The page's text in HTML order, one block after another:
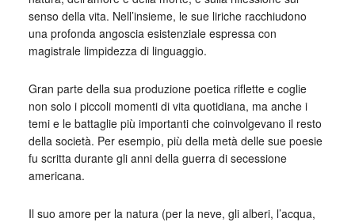
senso della vita. Nell’insieme, le sue liriche racchiudono
una profonda angoscia esistenziale espressa con
magistrale limpidezza di linguaggio.
Gran parte della sua produzione poetica riflette e coglie
non solo i piccoli momenti di vita quotidiana, ma anche i
temi e le battaglie più importanti che coinvolgevano il resto
della società. Per esempio, più della metà delle sue poesie
fu scritta durante gli anni della guerra di secessione
americana.
Il suo amore per la natura (per la neve, gli alberi, l’acqua,